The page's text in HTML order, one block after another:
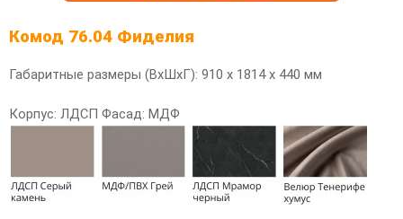
Комод 76.04 Фиделия
Габаритные размеры (ВхШхГ): 910 х 1814 х 440 мм
Корпус: ЛДСП Фасад: МДФ